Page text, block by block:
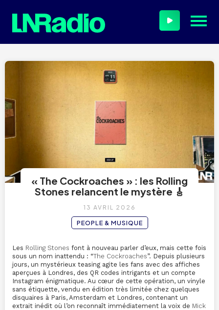
« The Cockroaches » : les Rolling
Stones relancent le mystère 🎸
13 AVRIL 2026
PEOPLE & MUSIQUE
Les Rolling Stones font à nouveau parler d’eux, mais cette fois
sous un nom inattendu : “The Cockroaches”. Depuis plusieurs
jours, un mystérieux teasing agite les fans avec des affiches
aperçues à Londres, des QR codes intrigants et un compte
Instagram énigmatique. Au cœur de cette opération, un vinyle
sans étiquette, vendu en édition très limitée chez quelques
disquaires à Paris, Amsterdam et Londres, contenant un
extrait inédit où l’on reconnaît immédiatement la voix de Mick